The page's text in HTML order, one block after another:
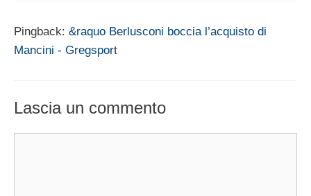
Pingback: &raquo Berlusconi boccia l’acquisto di
Mancini - Gregsport
Lascia un commento